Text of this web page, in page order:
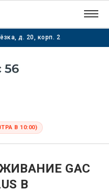
д. 20, корп. 2
В 10:00)
GAC
В